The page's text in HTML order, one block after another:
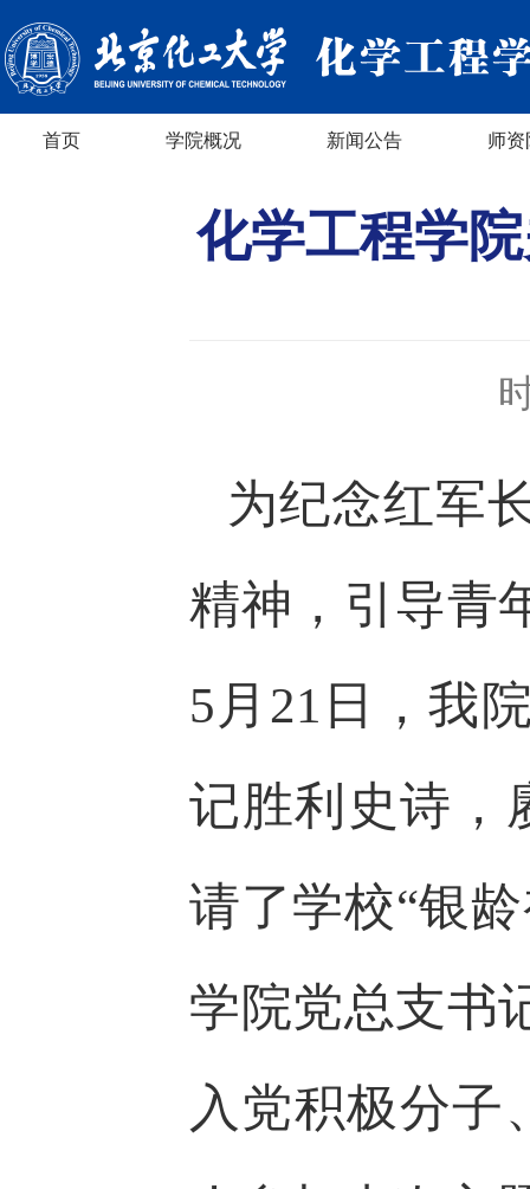
首页 学院概况 新闻公告 师资
化学工程学
为纪念红军
精神，引导青
5月21日，我
记胜利史诗，
请了学校“银
学院党总支书
入党积极分子